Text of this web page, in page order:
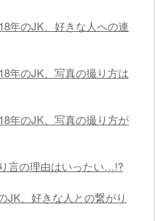
年のJK、好きな人への連
年のJK、写真の撮り方は
年のJK、写真の撮り方が
言の理由はいったい…!?
JK、好きな人との繋がり